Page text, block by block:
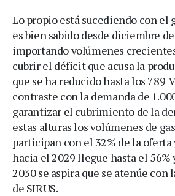
Lo propio está sucediendo con el
es bien sabido desde diciembre
importando volúmenes
cubrir el déficit que acusa la
que se ha reducido hasta los 789
contraste con la demanda de
garantizar el cubrimiento de la
estas alturas los volúmenes de
participan con el 32% de la oferta
hacia el 2029 llegue hasta el 56%
2030 se aspira que se atenúe con
de SIRUS.